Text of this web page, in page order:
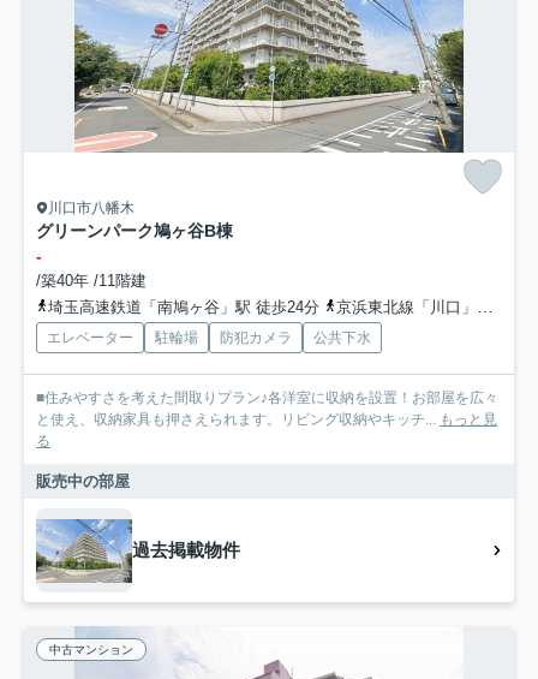
川口市八幡木
グリーンパーク鳩ヶ谷B棟
-
/築40年 /11階建
埼玉高速鉄道「南鳩ヶ谷」駅 徒歩24分
京浜東北線「川口」駅 バス13分 「八幡木」 停歩2分
エレベーター 駐輪場 防犯カメラ 公共下水
■住みやすさを考えた間取りプラン♪各洋室に収納を設置！お部屋を広々
と使え、収納家具も押さえられます。リビング収納やキッチ... もっと見
る
販売中の部屋
過去掲載物件
中古マンション